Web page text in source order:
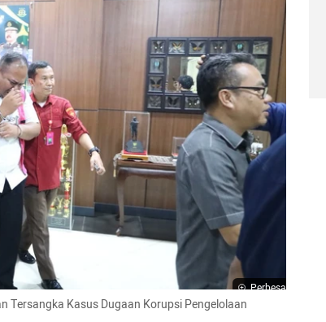
Perbesar
Tersangka Kasus Dugaan Korupsi Pengelolaan